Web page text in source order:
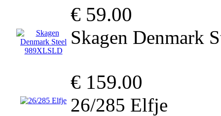
€ 59.00
Skagen Denmark
€ 159.00
26/285 Elfje